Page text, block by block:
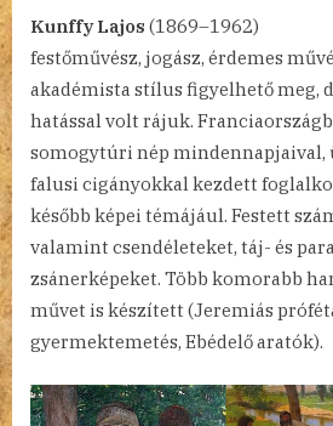
Kunffy Lajos (1869–1962)
festőművész, jogász, érdemes
akadémista stílus figyelhető meg,
hatással volt rájuk.
somogytúri nép mindennapjaival,
falusi cigányokkal kezdett
később képei témájául. Festett
valamint csendéleteket, táj- és
zsánerképeket. Több komorabb
művet is készített (Jeremiás
gyermektemetés, Ebédelő aratók).